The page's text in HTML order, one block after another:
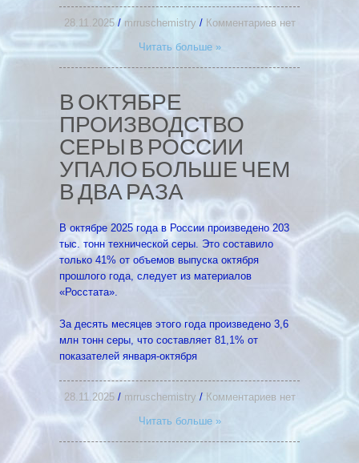
28.11.2025/ mrruschemistry / Комментариев нет
Читать больше »
В ОКТЯБРЕ
ПРОИЗВОДСТВО
СЕРЫ В РОССИИ
УПАЛО БОЛЬШЕ ЧЕМ
В ДВА РАЗА
В октябре 2025 года в России произведено 203
тыс. тонн технической серы. Это составило
только 41% от объемов выпуска октября
прошлого года, следует из материалов
«Росстата».
За десять месяцев этого года произведено 3,6
млн тонн серы, что составляет 81,1% от
показателей января-октября
28.11.2025/ mrruschemistry / Комментариев нет
Читать больше »